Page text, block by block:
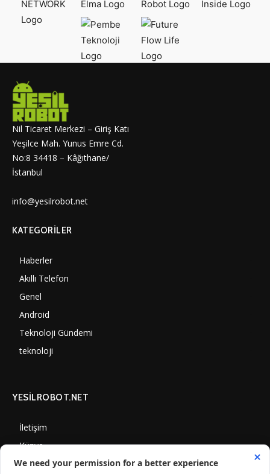
Nil Ticaret Merkezi – Giriş Katı
Yeşilce Mah. Yunus Emre Cd.
No:8 34418 – Kâğıthane/
İstanbul
info@yesilrobot.net
KATEGORILER
Haberler
Akıllı Telefon
Genel
Android
Teknoloji Gündemi
teknoloji
YESİLROBOT.NET
İletişim
Künye
Gizlilik Politikası